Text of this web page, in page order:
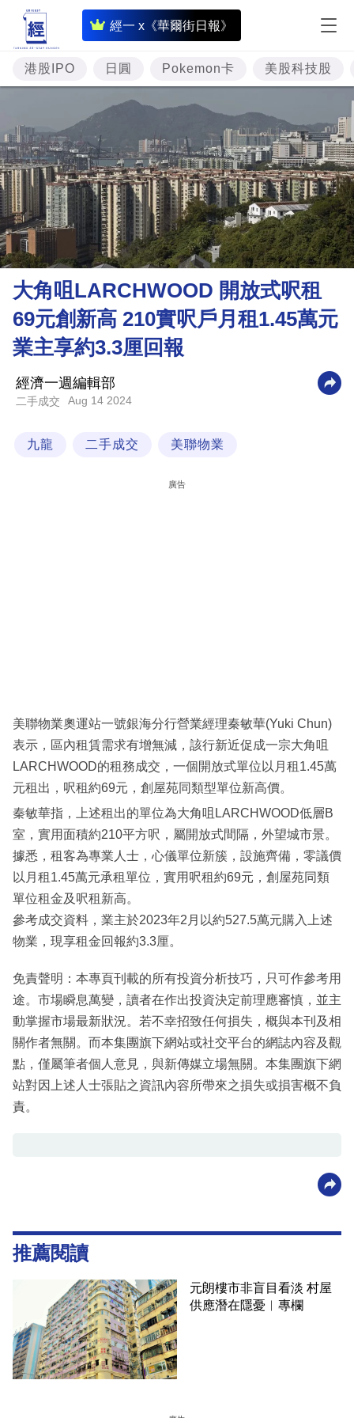
經一 x《華爾街日報》
即
時
財
經
專
題
投
資
樓
市
理
財
商
業
科
技
場
港股IPO 日圓 Pokemon卡 美股科技股
大角咀LARCHWOOD 開放式呎租
69元創新高 210實呎戶月租1.45萬元
業主享約3.3厘回報
經濟一週編輯部
二手成交 Aug 14 2024
九龍 二手成交 美聯物業
廣告
美聯物業奧運站一號銀海分行營業經理秦敏華(Yuki Chun)
表示，區內租賃需求有增無減，該行新近促成一宗大角咀
LARCHWOOD的租務成交，一個開放式單位以月租1.45萬
元租出，呎租約69元，創屋苑同類型單位新高價。
秦敏華指，上述租出的單位為大角咀LARCHWOOD低層B
室，實用面積約210平方呎，屬開放式間隔，外望城市景。
據悉，租客為專業人士，心儀單位新簇，設施齊備，零議價
以月租1.45萬元承租單位，實用呎租約69元，創屋苑同類
單位租金及呎租新高。
參考成交資料，業主於2023年2月以約527.5萬元購入上述
物業，現享租金回報約3.3厘。
免責聲明：本專頁刊載的所有投資分析技巧，只可作參考用
途。市場瞬息萬變，讀者在作出投資決定前理應審慎，並主
動掌握市場最新狀況。若不幸招致任何損失，概與本刊及相
關作者無關。而本集團旗下網站或社交平台的網誌內容及觀
點，僅屬筆者個人意見，與新傳媒立場無關。本集團旗下網
站對因上述人士張貼之資訊內容所帶來之損失或損害概不負
責。
推薦閱讀
元朗樓市非盲目看淡 村屋
供應潛在隱憂︳專欄